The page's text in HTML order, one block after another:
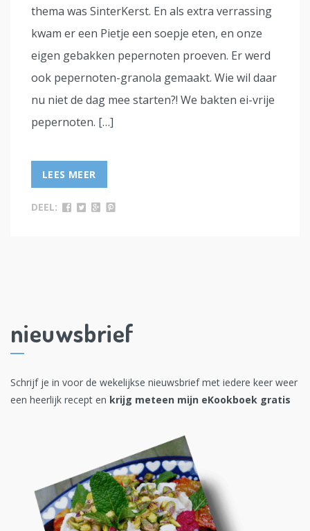
thema was SinterKerst. En als extra verrassing
kwam er een Pietje een soepje eten, en onze
eigen gebakken pepernoten proeven. Er werd
ook pepernoten-granola gemaakt. Wie wil daar
nu niet de dag mee starten?! We bakten ei-vrije
pepernoten. […]
LEES MEER
DEEL:
nieuwsbrief
Schrijf je in voor de wekelijkse nieuwsbrief met iedere keer weer
een heerlijk recept en krijg meteen mijn eKookboek gratis